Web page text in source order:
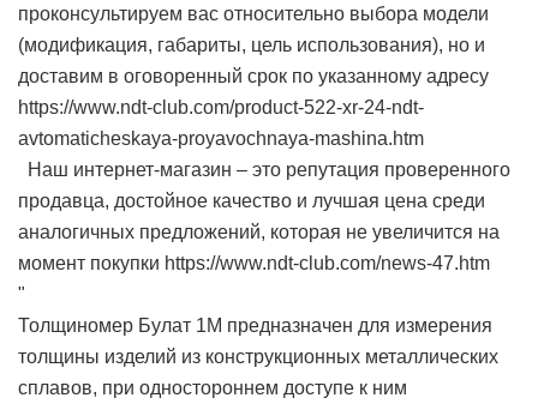
проконсультируем вас относительно выбора модели
(модификация, габариты, цель использования), но и
доставим в оговоренный срок по указанному адресу
https://www.ndt-club.com/product-522-xr-24-ndt-
avtomaticheskaya-proyavochnaya-mashina.htm
Наш интернет-магазин – это репутация проверенного
продавца, достойное качество и лучшая цена среди
аналогичных предложений, которая не увеличится на
момент покупки https://www.ndt-club.com/news-47.htm
"
Толщиномер Булат 1М предназначен для измерения
толщины изделий из конструкционных металлических
сплавов, при одностороннем доступе к ним